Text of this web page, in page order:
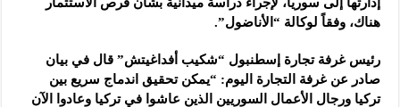
هناك، وفقاً لوكالة “الأناضول”.
رئيس غرفة تجارة إسطنبول “شكيب أفداغيتش” قال في بيان
صادر عن غرفة التجارة اليوم: “يمكن تحقيق اندماج سريع بين
تركيا ورجال الأعمال السوريين الذين عاشوا في تركيا وعادوا الآن